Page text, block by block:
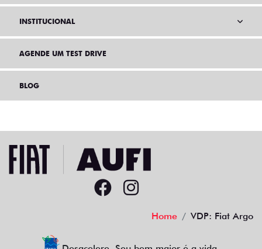
INSTITUCIONAL
AGENDE UM TEST DRIVE
BLOG
Home VDP: Fiat Argo